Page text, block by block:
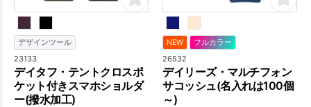
デザインツール
23133
デイタフ・テントクロスポ
ケット付きスマホショルダ
ー(撥水加工)
NEW フルカラー
26532
デイリーズ・マルチフォン
サコッシュ(名入れは100個
～)